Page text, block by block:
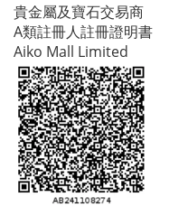
貴金屬及寶石交易商
A類註冊人註冊證明書
Aiko Mall Limited